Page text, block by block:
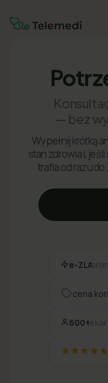
— bez
Wypełnij krótką
stan zdrowia i,
trafia od razu do
e-ZLA
cena
600+